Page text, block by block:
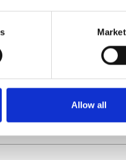
Allow all
formulier aan ons